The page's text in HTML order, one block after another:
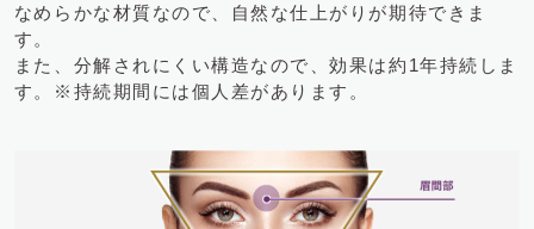
なめらかな材質なので、自然な仕上がりが期待できま
す。
また、分解されにくい構造なので、効果は約1年持続しま
す。※持続期間には個人差があります。